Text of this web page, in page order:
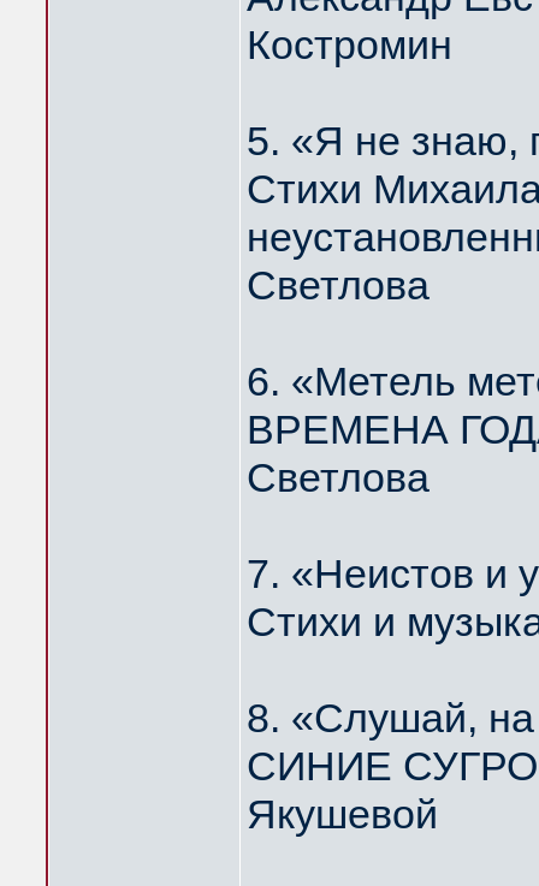
Костромин
5. «Я не знаю,
Стихи
Светлова
6. «Метель
ВРЕМЕНА
Светлова
7. «Неистов
Стихи и
8. «Слушай,
СИНИЕ
Якушевой